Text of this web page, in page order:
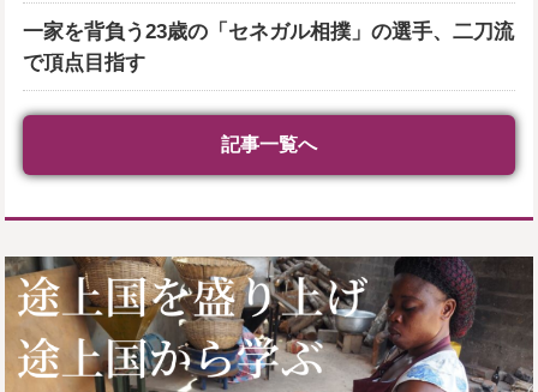
一家を背負う23歳の「セネガル相撲」の選手、二刀流
で頂点目指す
記事一覧へ